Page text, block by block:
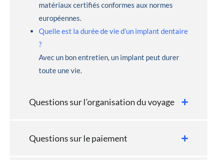
matériaux certifiés conformes aux normes
européennes.
Quelle est la durée de vie d’un implant dentaire
?
Avec un bon entretien, un implant peut durer
toute une vie.
Questions sur l’organisation du voyage
Questions sur le paiement